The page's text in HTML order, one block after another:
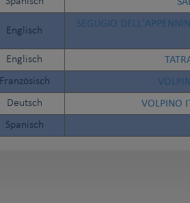
Englisch
SEGUGIO
Englisch
Französisch
Deutsch VOLPINO
Spanisch